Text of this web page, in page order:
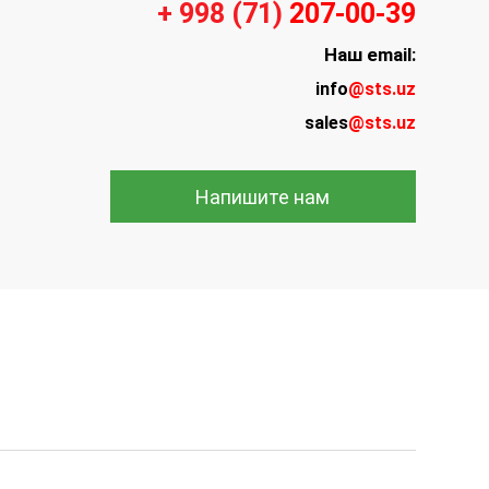
+ 998 (71) 207-00-39
Нашemail:
info@sts.uz
sales@sts.uz
Напишите нам